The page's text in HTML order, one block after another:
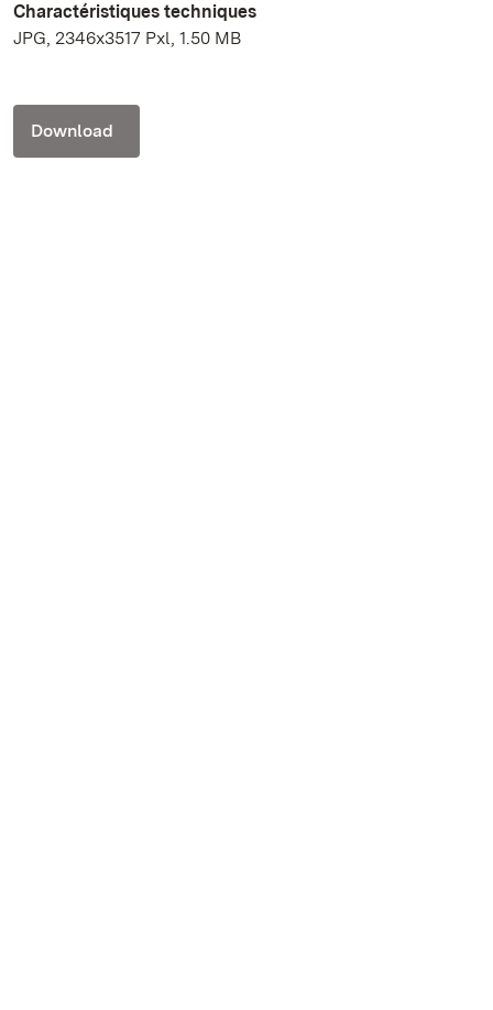
Charactéristiques techniques
JPG, 2346x3517 Pxl, 1.50 MB
Download